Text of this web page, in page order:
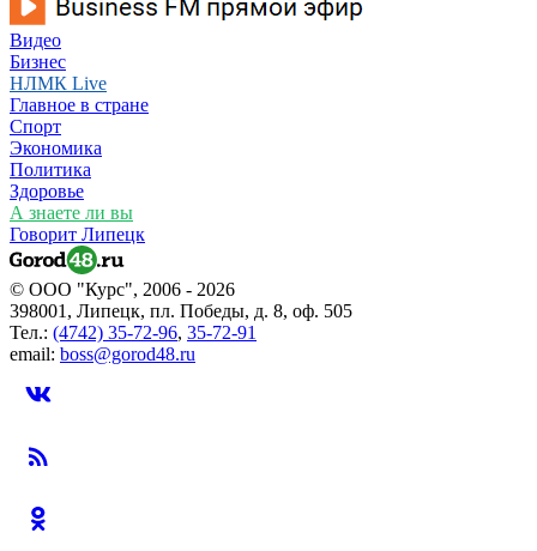
Видео
Бизнес
НЛМК Live
Главное в стране
Спорт
Экономика
Политика
Здоровье
А знаете ли вы
Говорит Липецк
© ООО "Курс", 2006 - 2026
398001, Липецк, пл. Победы, д. 8, оф. 505
Тел.: (4742) 35-72-96, 35-72-91
email: boss@gorod48.ru